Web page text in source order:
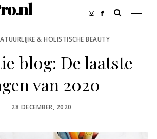
& HOLISTISCHE BEAUTY
blog: De laatste
van 2020
POSTED
28 DECEMBER, 2020